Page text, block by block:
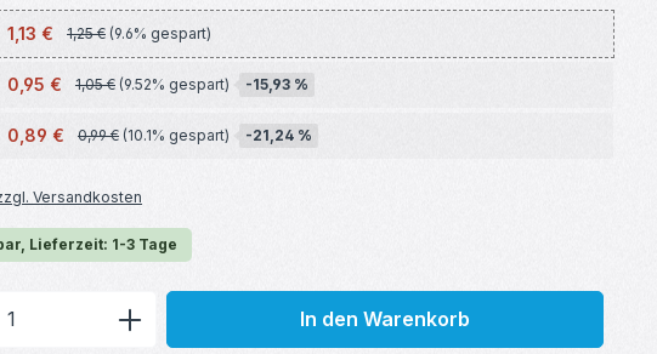
1,13 € 1,25 € (9.6% gespart)
0,95 € 1,05 € (9.52% gespart) -15,93 %
0,89 € 0,99 € (10.1% gespart) -21,24 %
Versandkosten
Lieferzeit: 1-3 Tage
Gib den gewünschten Wert ein oder
In den Warenkorb